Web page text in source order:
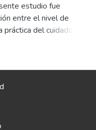
Murguia ,Grace
estudio fue
entre el nivel de
del cuidado del
en la prevención de
correlacional, como
y la observación
se aplicaron el
de la